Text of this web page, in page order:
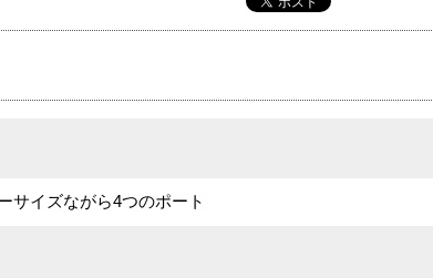
サイズながら4つのポート